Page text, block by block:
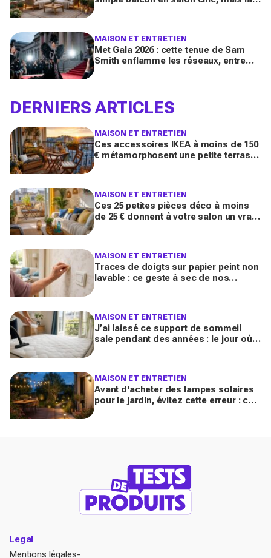
MAISON ET ENTRETIEN
Met Gala 2026 : cette tenue de Sam
Smith enflamme les réseaux, entre
DERNIERS ARTICLES
MAISON ET ENTRETIEN
Ces accessoires IKEA à moins de 150
€ métamorphosent une petite terrasse
MAISON ET ENTRETIEN
Ces 25 petites pièces déco à moins
de 25 € donnent à votre salon un vrai
MAISON ET ENTRETIEN
Traces de doigts sur papier peint non
lavable : ce geste à sec de nos
MAISON ET ENTRETIEN
J’ai laissé ce support de sommeil
sale pendant des années : le jour où
MAISON ET ENTRETIEN
Avant d'acheter des lampes solaires
pour le jardin, évitez cette erreur : ces
Legal
Mentions légales